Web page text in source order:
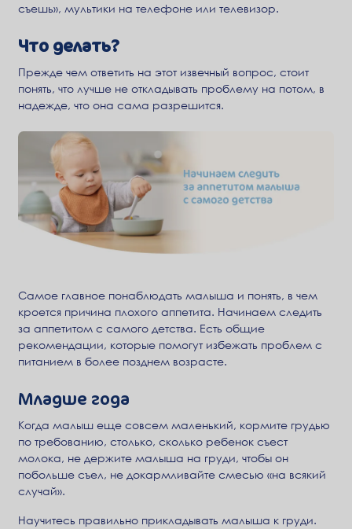
съешь», мультики на телефоне или телевизор.
Что делать?
Прежде чем ответить на этот извечный вопрос, стоит
понять, что лучше не откладывать проблему на потом, в
надежде, что она сама разрешится.
Самое главное понаблюдать малыша и понять, в чем
кроется причина плохого аппетита. Начинаем следить
за аппетитом с самого детства. Есть общие
рекомендации, которые помогут избежать проблем с
питанием в более позднем возрасте.
Младше года
Когда малыш еще совсем маленький, кормите грудью
по требованию, столько, сколько ребенок съест
молока, не держите малыша на груди, чтобы он
побольше съел, не докармливайте смесью «на всякий
случай».
Научитесь правильно прикладывать малыша к груди.